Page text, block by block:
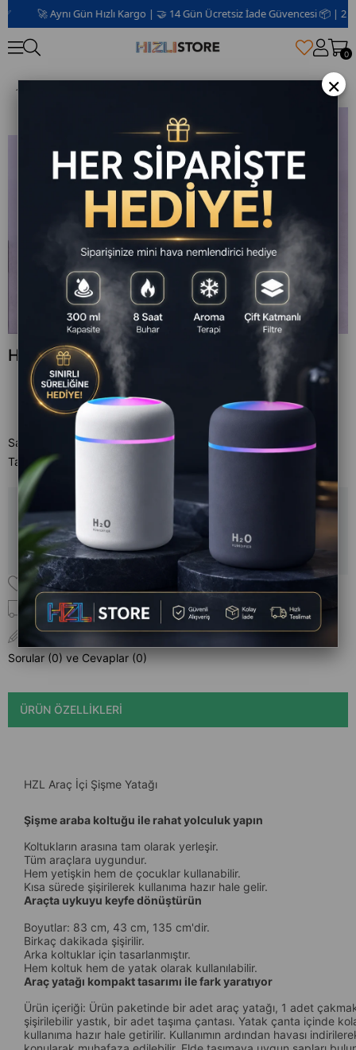
🚀 Aynı Gün Hızlı Kargo | 🤝 14 Gün Ücretsiz İade Güvencesi 📦 | 2 Yıl
0
HZL 2 Parçalı Araç ve Ev İçi Şişme Yatak
Satıcı
Xml Bankası Yeni
Tahmini Teslim Süresi
Ürün stoklarımızda kalmamıştır.
Favorilere Ekle
Kargo Bedava
Yorum Yaz
Sorular (0) ve Cevaplar (0)
ÜRÜN ÖZELLIKLERI
HZL Araç İçi Şişme Yatağı
Şişme araba koltuğu ile rahat yolculuk yapın
Koltukların arasına tam olarak yerleşir.
Tüm araçlara uygundur.
Hem yetişkin hem de çocuklar kullanabilir.
Kısa sürede şişirilerek kullanıma hazır hale gelir.
Araçta uykuyu keyfe dönüştürün
Boyutlar: 83 cm, 43 cm, 135 cm'dir.
Birkaç dakikada şişirilir.
Arka koltuklar için tasarlanmıştır.
Hem koltuk hem de yatak olarak kullanılabilir.
Araç yatağı kompakt tasarımı ile fark yaratıyor
Ürün içeriği: Ürün paketinde bir adet araç yatağı, 1 adet
şişirilebilir yastık, bir adet taşıma çantası. Yatak çanta içinde
kullanıma hazır hale getirilir. Kullanımın ardından havası
×